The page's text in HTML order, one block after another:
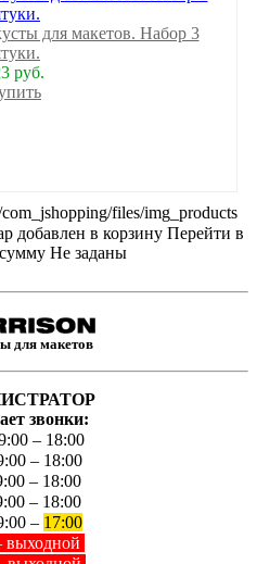
для макетов. Набор 3
руб.
files/img_products
добавлен в корзину Перейти в
Не заданы
для макетов
звонки:
– 18:00
– 18:00
– 18:00
– 18:00
– 17:00
выходной